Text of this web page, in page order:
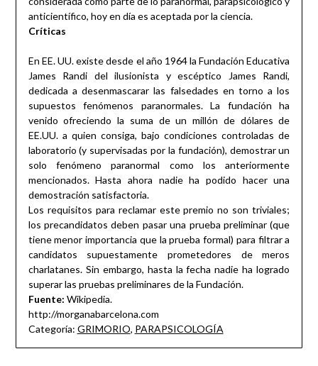
anticientífico, hoy en día es aceptada por la ciencia.
Críticas
En EE. UU. existe desde el año 1964 la Fundación Educativa
James Randi del ilusionista y escéptico James Randi,
dedicada a desenmascarar las falsedades en torno a los
supuestos fenómenos paranormales. La fundación ha
venido ofreciendo la suma de un millón de dólares de
EE.UU. a quien consiga, bajo condiciones controladas de
laboratorio (y supervisadas por la fundación), demostrar un
solo fenómeno paranormal como los anteriormente
mencionados. Hasta ahora nadie ha podido hacer una
demostración satisfactoria.
Los requisitos para reclamar este premio no son triviales;
los precandidatos deben pasar una prueba preliminar (que
tiene menor importancia que la prueba formal) para filtrar a
candidatos supuestamente prometedores de meros
charlatanes. Sin embargo, hasta la fecha nadie ha logrado
superar las pruebas preliminares de la Fundación.
Fuente: Wikipedia.
http://morganabarcelona.com
Categoría: GRIMORIO, PARAPSICOLOGÍA